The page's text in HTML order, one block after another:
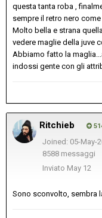
questa tanta roba ,
sempre il retro nero
Molto bella e strana
vedere maglie della juve
Abbiamo fatto la
indossi gente con gli
Ritchieb
Joined: 05-May-
8588 messaggi
Inviato May 12
Sono sconvolto, sembra